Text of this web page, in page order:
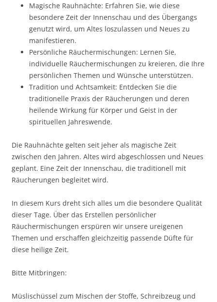
Magische Rauhnächte: Erfahren Sie, wie diese
besondere Zeit der Innenschau und des Übergangs
genutzt wird, um Altes loszulassen und Neues zu
manifestieren.
Persönliche Räuchermischungen: Lernen Sie,
individuelle Räuchermischungen zu kreieren, die Ihre
persönlichen Themen und Wünsche unterstützen.
Tradition und Achtsamkeit: Entdecken Sie die
traditionelle Praxis der Räucherungen und deren
heilende Wirkung für Körper und Geist in der
spirituellen Jahreswende.
Die Rauhnächte gelten seit jeher als magische Zeit
zwischen den Jahren. Altes wird abgeschlossen und Neues
geplant. Eine Zeit der Innenschau, die traditionell mit
Räucherungen begleitet wird.
In diesem Kurs dreht sich alles um die besondere Qualität
dieser Tage. Über das Erstellen persönlicher
Räuchermischungen erspüren wir unsere ureigenen
Themen und erschaffen gleichzeitig passende Düfte für
diese heilige Zeit.
Bitte Mitbringen:
Müslischüssel zum Mischen der Stoffe, Schreibzeug und